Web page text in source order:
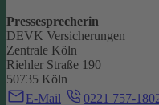
Pressesprecherin
DEVK Versicherungen
Zentrale Köln
Riehler Straße 190
50735 Köln
E-Mail
0221 757-